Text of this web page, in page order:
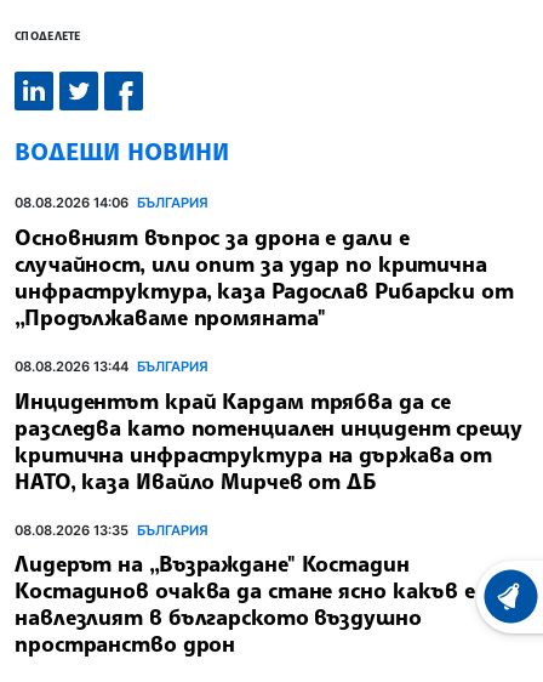
СПОДЕЛЕТЕ
ВОДЕЩИ НОВИНИ
08.08.2026 14:06 БЪЛГАРИЯ
Основният въпрос за дрона е дали е
случайност, или опит за удар по критична
инфраструктура, каза Радослав Рибарски от
„Продължаваме промяната"
08.08.2026 13:44 БЪЛГАРИЯ
Инцидентът край Кардам трябва да се
разследва като потенциален инцидент срещу
критична инфраструктура на държава от
НАТО, каза Ивайло Мирчев от ДБ
08.08.2026 13:35 БЪЛГАРИЯ
Лидерът на „Възраждане" Костадин
Костадинов очаква да стане ясно какъв е
навлезлият в българското въздушно
пространство дрон